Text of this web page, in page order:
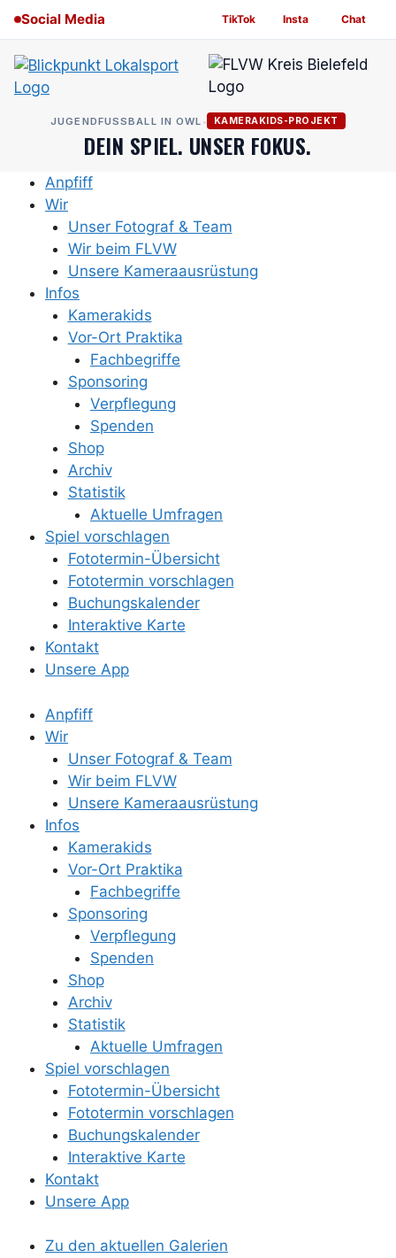
Zum
springen
Social Media TikTok Insta Chat
JUGENDFUSSBALL IN OWL • KAMERAKIDS-PROJEKT
DEIN SPIEL. UNSER FOKUS.
Anpfiff
Wir
Unser Fotograf & Team
Wir beim FLVW
Unsere Kameraausrüstung
Infos
Kamerakids
Vor-Ort Praktika
Fachbegriffe
Sponsoring
Verpflegung
Spenden
Shop
Archiv
Statistik
Aktuelle Umfragen
Spiel vorschlagen
Fototermin-Übersicht
Fototermin vorschlagen
Buchungskalender
Interaktive Karte
Kontakt
Unsere App
Anpfiff
Wir
Unser Fotograf & Team
Wir beim FLVW
Unsere Kameraausrüstung
Infos
Kamerakids
Vor-Ort Praktika
Fachbegriffe
Sponsoring
Verpflegung
Spenden
Shop
Archiv
Statistik
Aktuelle Umfragen
Spiel vorschlagen
Fototermin-Übersicht
Fototermin vorschlagen
Buchungskalender
Interaktive Karte
Kontakt
Unsere App
Zu den aktuellen Galerien